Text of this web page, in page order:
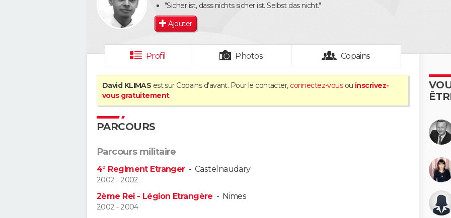
"Sicher ist, dass nichts sicher ist. Selbst das nicht."
Ajouter
Profil Photos Copains
David KLIMAS est sur Copains d'avant. Pour le contacter, connectez-vousou inscrivez-
vous gratuitement.
PARCOURS
Parcours militaire
4° Regiment Etranger-Castelnaudary
2002 - 2002
2ème Rei - Légion Etrangère - Nimes
2002 - 2004